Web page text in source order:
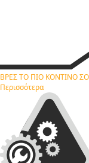
ΒΡΕΣ ΤΟ ΠΙΟ ΚΟΝΤΙΝΟ
Περισσότερα